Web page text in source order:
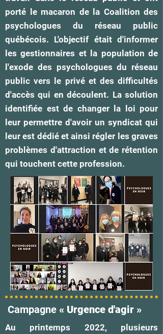
porté le macaron de la Coalition des
psychologues du réseau public
québécois. L'objectif était d'informer
les gestionnaires et la population de
l'exode des psychologues du réseau
public vers le privé et des difficultés
d'accès qui en découlent. La solution
identifiée est de changer la loi pour
leur permettre d'avoir un syndicat qui
leur est dédié et ainsi régler les graves
problèmes d'attraction et de rétention
qui touchent cette profession.
Campagne « Urgence d'agir »
Au printemps 2022, plusieurs